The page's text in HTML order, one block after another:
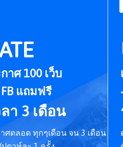
าศ 100 เว็บ
แถมฟรี
า 3 เดือน
ศตลอด ทุกๆเดือน จน 3 เดือน